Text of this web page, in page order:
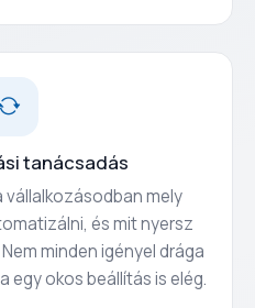
tanácsadás
mely
és mit nyersz
minden igényel drága
okos beállítás is elég.